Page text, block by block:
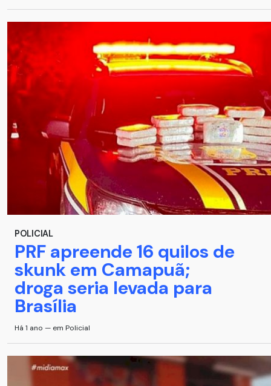
POLICIAL
PRF apreende 16 quilos de
skunk em Camapuã;
droga seria levada para
Brasília
Há 1 ano — em Policial